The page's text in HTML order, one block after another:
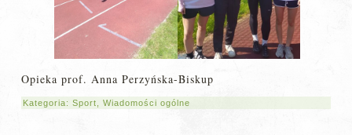
Opieka prof. Anna Perzyńska-Biskup
Kategoria:Sport ,Wiadomości ogólne